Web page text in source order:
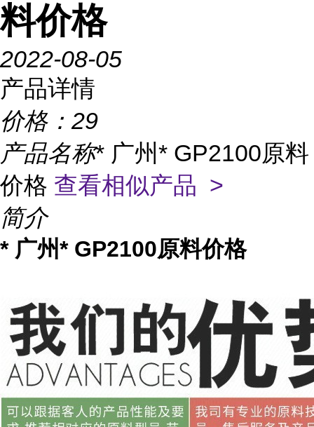
料价格
2022-08-05
产品详情
价格： 29
产品名称* 广州* GP2100原料
价格 查看相似产品 >
简介
* 广州* GP2100原料价格